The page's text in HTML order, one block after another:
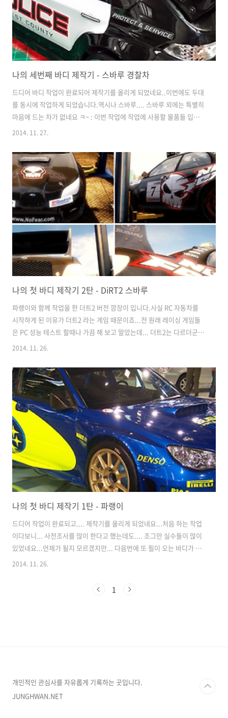
나의 세번째 바디 제작기 - 스바루 경찰차
드디어 바디 작업이 완료되어 제작기를 올리게 되었네요..이번에도 두대
를 동시에 작업하게 되었습니다.역시나 스바루.... 스바루 외에는 특별히
마음에 드는 차가 없네요 ㅋ~ : 이번 작업에 작업에 사용할 물품들 입니
다.SUBARU Impreza WRC 08 바디용 라이트 버킷 2세트... 아래는 스
사 바디가 너무 마음에 드네요... 이유는...1. 아주 저렴한 가격2. 가격대
비 비교적 높은 퀄리티3. 편리한 작업 (판도라 바디에 비해 ㅎ~)4. 라이트
버킷을 구하지 못할 경우 사용할 수 있는 PC(폴리카보네이트) 라이트 버
킷 : 물론 기본 마스킹(윈도우) 태이프와 데칼 스티커도 들어있습니다. 헤
드 및 리어 램프 데칼의 경우 ..
2014. 11. 27.
나의 첫 바디 제작기 2탄 - DiRT2 스바루
파랭이와 함께 작업을 한 더트2 버전 깜장이 입니다.사실 RC 자동차를
시작하게 된 이유가 더트2 라는 게임 때문이죠...전 원래 레이싱 게임들
은 PC 성능 테스트 할때나 가끔 해 보고 말았는데... 더트2는 다르더군
요... 예전에 해 봤던 니드포 스피드 같은 게임과는 다르더군요...코너링
들)도 구입하고 본격적으로 게임을 하다가..... 갑자기 창고에 고이 모셔
둔 RC헬기들이 생각나더군요 ㅋ~4채널 1대.. 6채널 1대.... 후면 호버링
밖에 못하는... 뭐 시간도 없었지만..... RC헬기 처분하고 RC자동차로 전
향을 하게 되었죠~~~ 서론이 길었네요~그럼 첫 바디 제작기 2탄 입니
다.~ (초반의 사진들은 바디제작기1탄 과 중복..
2014. 11. 26.
나의 첫 바디 제작기 1탄 - 파랭이
드디어 작업이 완료되고.... 제작기를 올리게 되었네요...처음 하는 작업
이다보니... 사전조사를 많이 한다고 했는데도.... 조그만 실수들이 많이
있었네요...언제가 될지 모르겠지만... 다음번에 또 필이 오는 바디가 있
다면... 그때는 더 잘 만들 수 있을것 같네요.정말 바디를 만든다는게....
로 다 할 수 없네요 ^^.... 첫 바디를 두종류로 만들고 싶어서 동일한 바디
2014. 11. 26.
1
개인적인 관심사를 자유롭게 기록하는 곳입니다.
JUNGHWAN.NET